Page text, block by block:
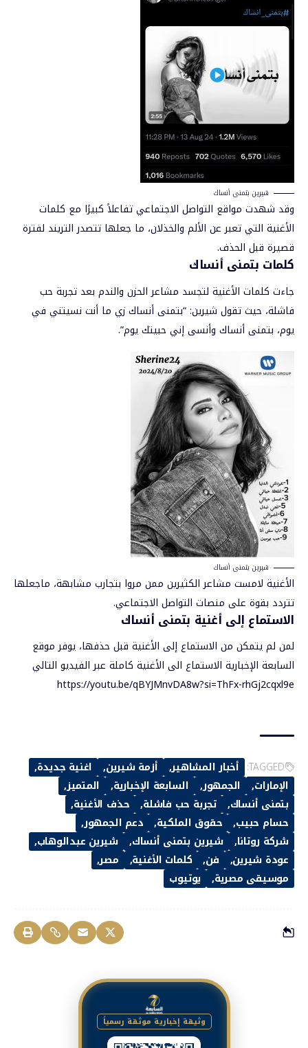
شيرين بتمنى أنساك
وقد شهدت مواقع التواصل الاجتماعي تفاعلاً كبيرًا مع كلمات
الأغنية التي تعبر عن الألم والخذلان، ما جعلها تتصدر التريند لفترة
قصيرة قبل الحذف.
كلمات بتمنى أنساك
جاءت كلمات الأغنية لتجسد مشاعر الحزن والندم بعد تجربة حب
فاشلة، حيث تقول شيرين: “بتمنى أنساك زي ما أنت نسيتني في
يوم، بتمنى أنساك وأنسى إني حبيتك يوم”.
شيرين بتمنى أنساك
الأغنية لامست مشاعر الكثيرين ممن مروا بتجارب مشابهة، ماجعلها
تتردد بقوة على منصات التواصل الاجتماعي.
الاستماع إلى أغنية بتمنى أنساك
لمن لم يتمكن من الاستماع إلى الأغنية قبل حذفها، يوفر موقع
السابعة الإخبارية الاستماع الى الأغنية كاملة عبر الفيديو التالي
https://youtu.be/qBYJMnvDA8w?si=ThFx-rhGj2cqxl9e
TAGGED: أخبار المشاهير أزمة شيرين
اغنية جديدة
الإمارات
الجمهور السابعة الإخبارية
المتميز
بتمنى أنساك
تجربة حب فاشلة
حذف الأغنية
حسام حبيب
حقوق الملكية
دعم الجمهور
شركة روتانا
شيرين بتمنى أنساك
شيرين عبدالوهاب
عودة شيرين
فن كلمات الأغنية
مصر
موسيقى مصرية
يوتيوب
وثيقة إخبارية موثقة رسمياً